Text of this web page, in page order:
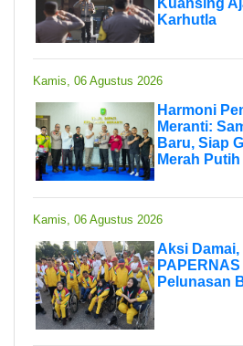
Karhutla
Kamis, 06 Agustus 2026
Harmoni
Meranti:
Baru, Siap
Merah Putih
Kamis, 06 Agustus 2026
Aksi Damai,
Pelunasan